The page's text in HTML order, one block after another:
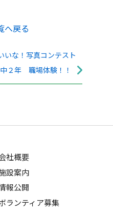
へ戻る
いな！写真コンテスト
２年 職場体験！！
社概要
設案内
報公開
ランティア募集